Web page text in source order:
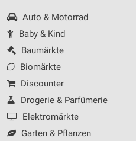
Auto & Motorrad
Baby & Kind
Baumärkte
Biomärkte
Discounter
Drogerie & Parfümerie
Elektromärkte
Garten & Pflanzen